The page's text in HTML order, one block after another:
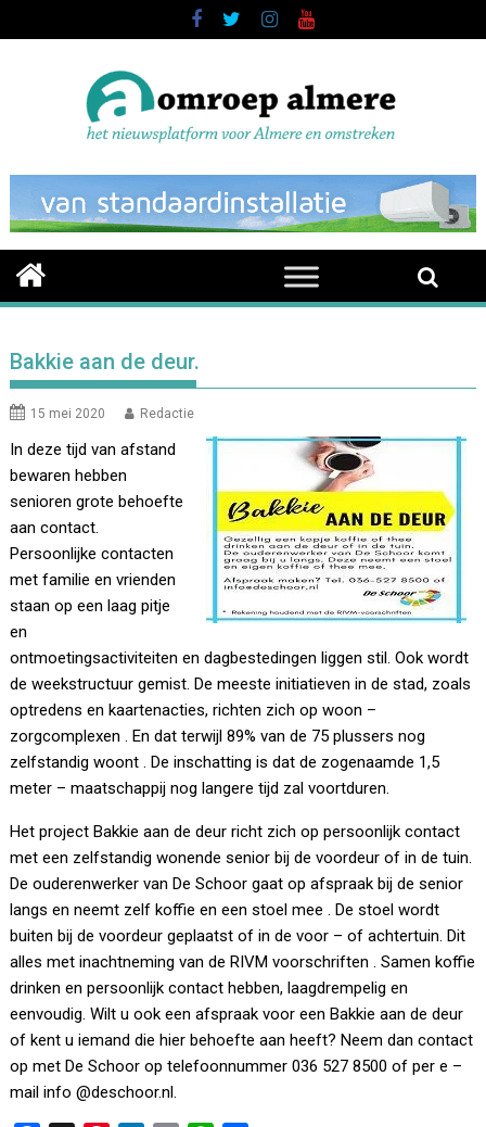
to
Bakkie aan de deur.
15 mei 2020 Redactie
In deze tijd van afstand
bewaren hebben
senioren grote behoefte
aan contact.
Persoonlijke contacten
met familie en vrienden
staan op een laag pitje
en
ontmoetingsactiviteiten en dagbestedingen liggen stil. Ook wordt
de weekstructuur gemist. De meeste initiatieven in de stad, zoals
optredens en kaartenacties, richten zich op woon –
zorgcomplexen . En dat terwijl 89% van de 75 plussers nog
zelfstandig woont . De inschatting is dat de zogenaamde 1,5
meter – maatschappij nog langere tijd zal voortduren.
Het project Bakkie aan de deur richt zich op persoonlijk contact
met een zelfstandig wonende senior bij de voordeur of in de tuin.
De ouderenwerker van De Schoor gaat op afspraak bij de senior
langs en neemt zelf koffie en een stoel mee . De stoel wordt
buiten bij de voordeur geplaatst of in de voor – of achtertuin. Dit
alles met inachtneming van de RIVM voorschriften . Samen koffie
drinken en persoonlijk contact hebben, laagdrempelig en
eenvoudig. Wilt u ook een afspraak voor een Bakkie aan de deur
of kent u iemand die hier behoefte aan heeft? Neem dan contact
op met De Schoor op telefoonnummer 036 527 8500 of per e –
mail info @deschoor.nl.